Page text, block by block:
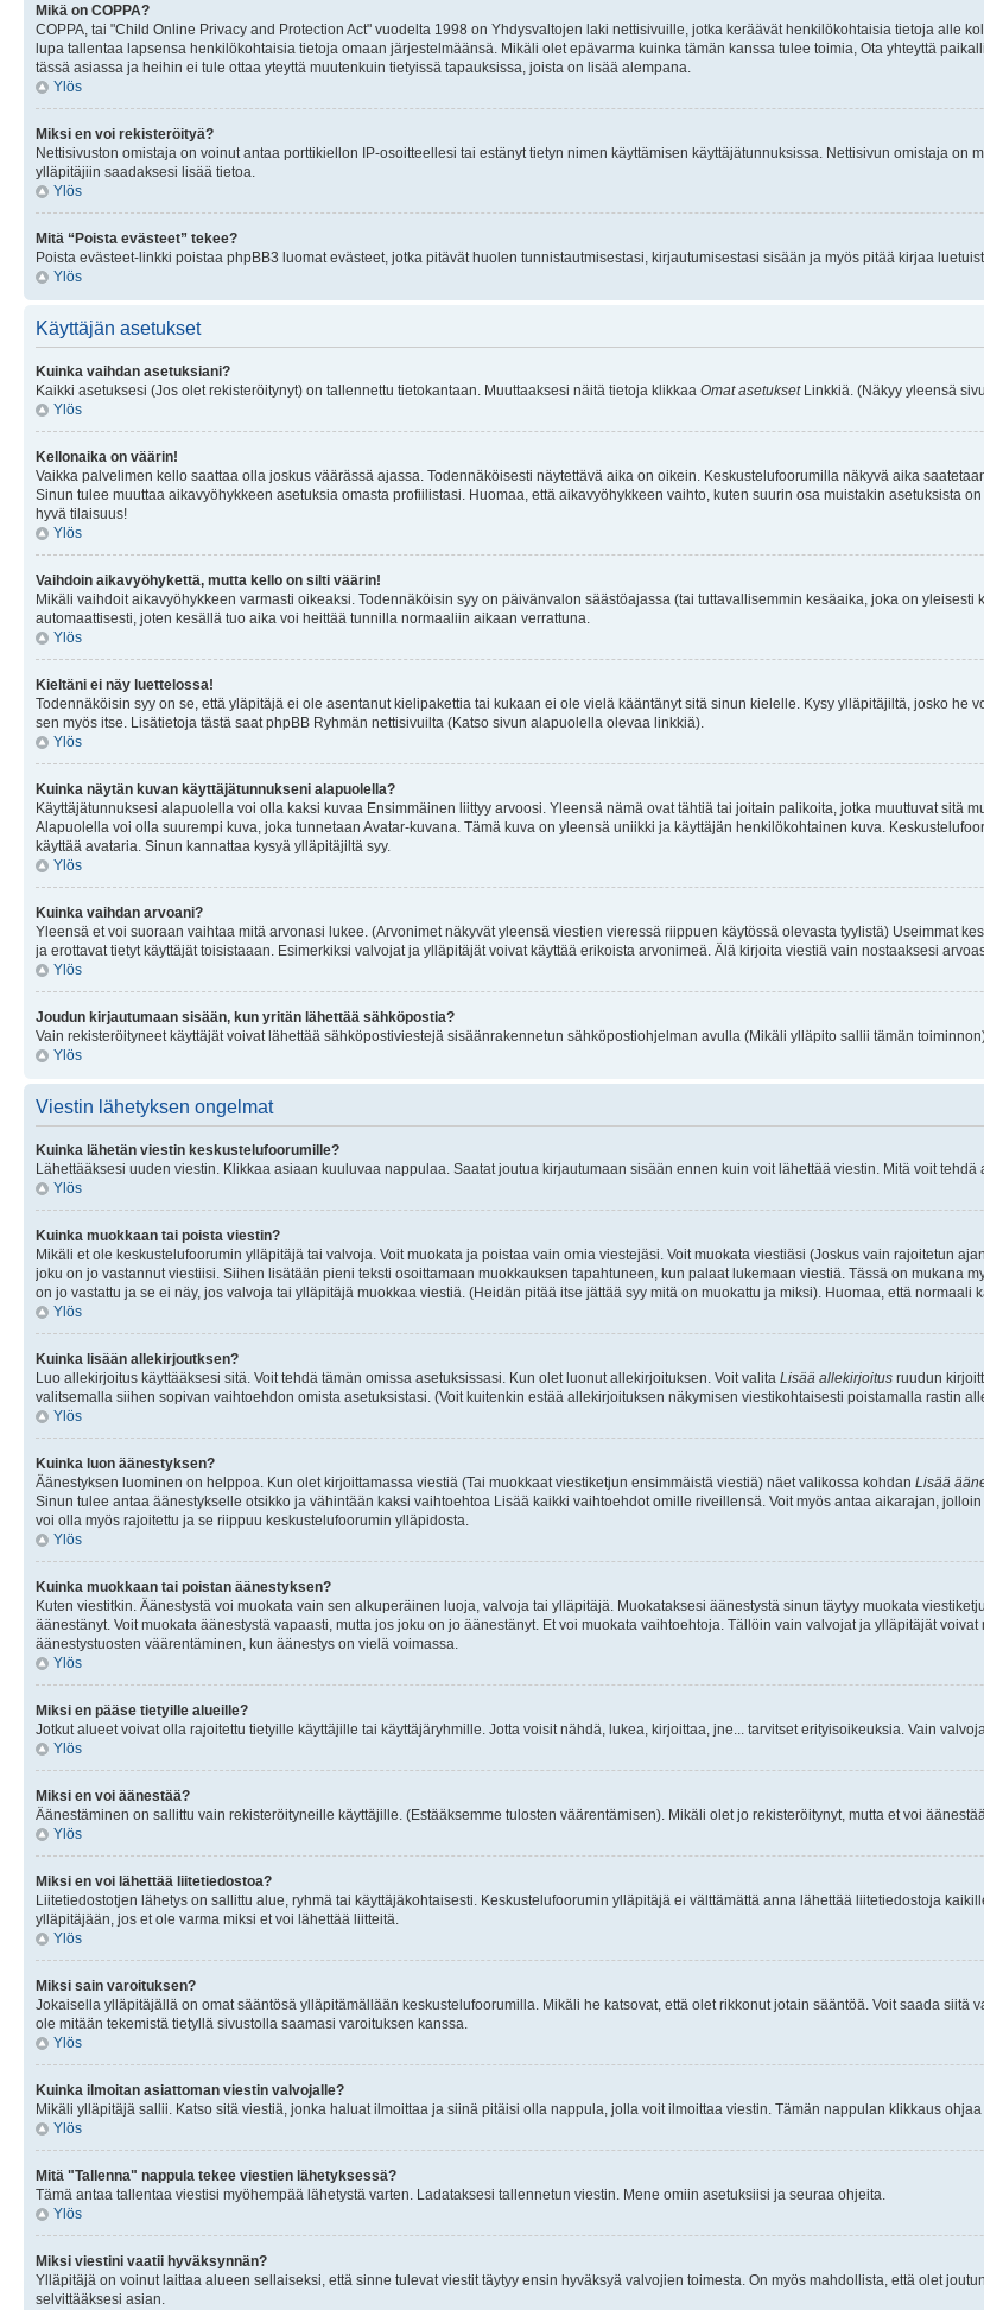
Mikä on COPPA?
COPPA, tai "Child Online Privacy and Protection Act" vuodelta 1998 on Yhdysvaltojen laki nettisivuille, jotka keräävät henkilökohtaisia tietoja alle
lupa tallentaa lapsensa henkilökohtaisia tietoja omaan järjestelmäänsä. Mikäli olet epävarma kuinka tämän kanssa tulee toimia, Ota yhteyttä
tässä asiassa ja heihin ei tule ottaa yteyttä muutenkuin tietyissä tapauksissa, joista on lisää alempana.
Ylös
Miksi en voi rekisteröityä?
Nettisivuston omistaja on voinut antaa porttikiellon IP-osoitteellesi tai estänyt tietyn nimen käyttämisen käyttäjätunnuksissa. Nettisivun omistaja on
ylläpitäjiin saadaksesi lisää tietoa.
Ylös
Mitä “Poista evästeet” tekee?
Poista evästeet-linkki poistaa phpBB3 luomat evästeet, jotka pitävät huolen tunnistautmisestasi, kirjautumisestasi sisään ja myös pitää kirjaa
Ylös
Käyttäjän asetukset
Kuinka vaihdan asetuksiani?
Kaikki asetuksesi (Jos olet rekisteröitynyt) on tallennettu tietokantaan. Muuttaaksesi näitä tietoja klikkaa Omat asetuksetLinkkiä. (Näkyy yleensä
Ylös
Kellonaika on väärin!
Vaikka palvelimen kello saattaa olla joskus väärässä ajassa. Todennäköisesti näytettävä aika on oikein. Keskustelufoorumilla näkyvä aika
Sinun tulee muuttaa aikavyöhykkeen asetuksia omasta profiilistasi. Huomaa, että aikavyöhykkeen vaihto, kuten suurin osa muistakin asetuksista
hyvä tilaisuus!
Ylös
Vaihdoin aikavyöhykettä, mutta kello on silti väärin!
Mikäli vaihdoit aikavyöhykkeen varmasti oikeaksi. Todennäköisin syy on päivänvalon säästöajassa (tai tuttavallisemmin kesäaika, joka on
automaattisesti, joten kesällä tuo aika voi heittää tunnilla normaaliin aikaan verrattuna.
Ylös
Kieltäni ei näy luettelossa!
Todennäköisin syy on se, että yläpitäjä ei ole asentanut kielipakettia tai kukaan ei ole vielä kääntänyt sitä sinun kielelle. Kysy ylläpitäjiltä, josko
sen myös itse. Lisätietoja tästä saat phpBB Ryhmän nettisivuilta (Katso sivun alapuolella olevaa linkkiä).
Ylös
Kuinka näytän kuvan käyttäjätunnukseni alapuolella?
Käyttäjätunnuksesi alapuolella voi olla kaksi kuvaa Ensimmäinen liittyy arvoosi. Yleensä nämä ovat tähtiä tai joitain palikoita, jotka muuttuvat sitä
Alapuolella voi olla suurempi kuva, joka tunnetaan Avatar-kuvana. Tämä kuva on yleensä uniikki ja käyttäjän henkilökohtainen kuva.
käyttää avataria. Sinun kannattaa kysyä ylläpitäjiltä syy.
Ylös
Kuinka vaihdan arvoani?
Yleensä et voi suoraan vaihtaa mitä arvonasi lukee. (Arvonimet näkyvät yleensä viestien vieressä riippuen käytössä olevasta tyylistä) Useimmat
ja erottavat tietyt käyttäjät toisistaaan. Esimerkiksi valvojat ja ylläpitäjät voivat käyttää erikoista arvonimeä. Älä kirjoita viestiä vain nostaaksesi
Ylös
Joudun kirjautumaan sisään, kun yritän lähettää sähköpostia?
Vain rekisteröityneet käyttäjät voivat lähettää sähköpostiviestejä sisäänrakennetun sähköpostiohjelman avulla (Mikäli ylläpito sallii tämän
Ylös
Viestin lähetyksen ongelmat
Kuinka lähetän viestin keskustelufoorumille?
Lähettääksesi uuden viestin. Klikkaa asiaan kuuluvaa nappulaa. Saatat joutua kirjautumaan sisään ennen kuin voit lähettää viestin. Mitä voit
Ylös
Kuinka muokkaan tai poista viestin?
Mikäli et ole keskustelufoorumin ylläpitäjä tai valvoja. Voit muokata ja poistaa vain omia viestejäsi. Voit muokata viestiäsi (Joskus vain rajoitetun
joku on jo vastannut viestiisi. Siihen lisätään pieni teksti osoittamaan muokkauksen tapahtuneen, kun palaat lukemaan viestiä. Tässä on mukana
on jo vastattu ja se ei näy, jos valvoja tai ylläpitäjä muokkaa viestiä. (Heidän pitää itse jättää syy mitä on muokattu ja miksi). Huomaa, että normaali
Ylös
Kuinka lisään allekirjoutksen?
Luo allekirjoitus käyttääksesi sitä. Voit tehdä tämän omissa asetuksissasi. Kun olet luonut allekirjoituksen. Voit valita Lisää allekirjoitus ruudun
valitsemalla siihen sopivan vaihtoehdon omista asetuksistasi. (Voit kuitenkin estää allekirjoituksen näkymisen viestikohtaisesti poistamalla rastin
Ylös
Kuinka luon äänestyksen?
Äänestyksen luominen on helppoa. Kun olet kirjoittamassa viestiä (Tai muokkaat viestiketjun ensimmäistä viestiä) näet valikossa kohdan Lisää
Sinun tulee antaa äänestykselle otsikko ja vähintään kaksi vaihtoehtoa Lisää kaikki vaihtoehdot omille riveillensä. Voit myös antaa aikarajan,
voi olla myös rajoitettu ja se riippuu keskustelufoorumin ylläpidosta.
Ylös
Kuinka muokkaan tai poistan äänestyksen?
Kuten viestitkin. Äänestystä voi muokata vain sen alkuperäinen luoja, valvoja tai ylläpitäjä. Muokataksesi äänestystä sinun täytyy muokata
äänestänyt. Voit muokata äänestystä vapaasti, mutta jos joku on jo äänestänyt. Et voi muokata vaihtoehtoja. Tällöin vain valvojat ja ylläpitäjät
äänestystuosten väärentäminen, kun äänestys on vielä voimassa.
Ylös
Miksi en pääse tietyille alueille?
Jotkut alueet voivat olla rajoitettu tietyille käyttäjille tai käyttäjäryhmille. Jotta voisit nähdä, lukea, kirjoittaa, jne... tarvitset erityisoikeuksia. Vain
Ylös
Miksi en voi äänestää?
Äänestäminen on sallittu vain rekisteröityneille käyttäjille. (Estääksemme tulosten väärentämisen). Mikäli olet jo rekisteröitynyt, mutta et voi
Ylös
Miksi en voi lähettää liitetiedostoa?
Liitetiedostotjen lähetys on sallittu alue, ryhmä tai käyttäjäkohtaisesti. Keskustelufoorumin ylläpitäjä ei välttämättä anna lähettää liitetiedostoja
ylläpitäjään, jos et ole varma miksi et voi lähettää liitteitä.
Ylös
Miksi sain varoituksen?
Jokaisella ylläpitäjällä on omat sääntösä ylläpitämällään keskustelufoorumilla. Mikäli he katsovat, että olet rikkonut jotain sääntöä. Voit saada
ole mitään tekemistä tietyllä sivustolla saamasi varoituksen kanssa.
Ylös
Kuinka ilmoitan asiattoman viestin valvojalle?
Mikäli ylläpitäjä sallii. Katso sitä viestiä, jonka haluat ilmoittaa ja siinä pitäisi olla nappula, jolla voit ilmoittaa viestin. Tämän nappulan klikkaus
Ylös
Mitä "Tallenna" nappula tekee viestien lähetyksessä?
Tämä antaa tallentaa viestisi myöhempää lähetystä varten. Ladataksesi tallennetun viestin. Mene omiin asetuksiisi ja seuraa ohjeita.
Ylös
Miksi viestini vaatii hyväksynnän?
Ylläpitäjä on voinut laittaa alueen sellaiseksi, että sinne tulevat viestit täytyy ensin hyväksyä valvojien toimesta. On myös mahdollista, että olet
selvittääksesi asian.